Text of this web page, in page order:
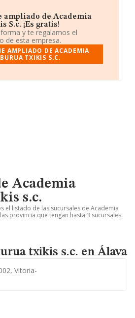
ampliado de Academia
S.c. ¡Es gratis!
y te regalamos el
de esta empresa.
AMPLIADO DE ACADEMIA
TXIKIS S.C.
Academia
s.c.
el listado de las sucursales de Academia
provincia que tengan hasta 3 sucursales.
txikis s.c. en Álava
Vitoria-